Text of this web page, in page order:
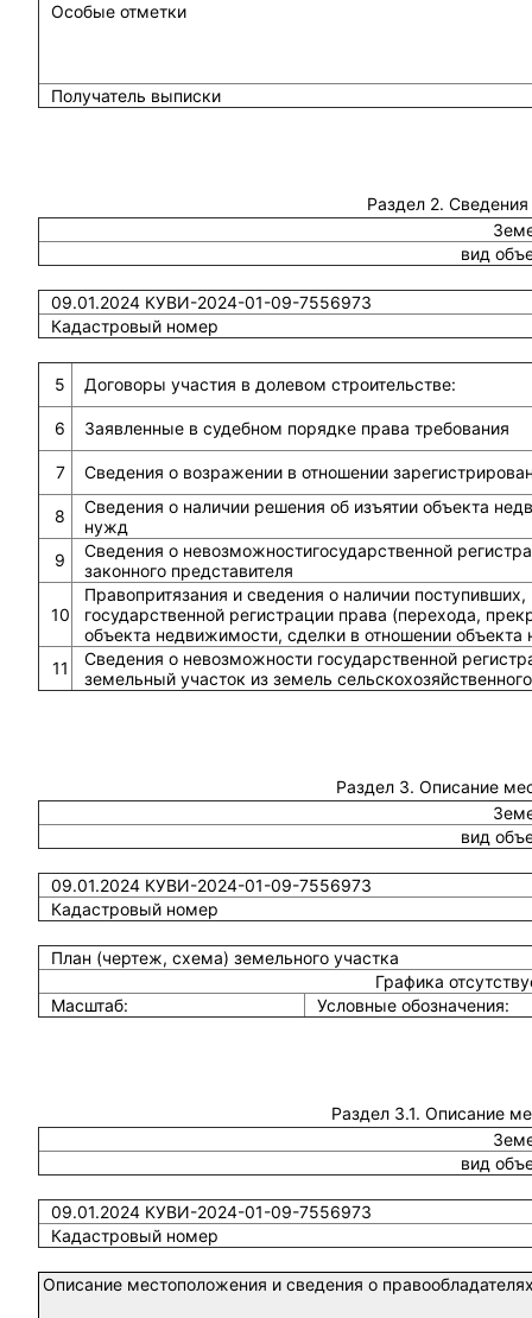
Особые отметки
Получатель выписки
Раздел 2.
вид
09.01.2024 КУВИ-2024-01-09-7556973
Кадастровый номер
5 Договоры участия в долевом строительстве:
6 Заявленные в судебном порядке права требования
7 Сведения о возражении в отношении
8
Сведения о наличии решения об изъятии объекта
нужд
9
Сведения о невозможностигосударственной
законного представителя
10
Правопритязания и сведения о наличии
государственной регистрации права (перехода,
объекта недвижимости, сделки в отношении
11
Сведения о невозможности государственной
земельный участок из земель
Раздел 3. Описание
вид
09.01.2024 КУВИ-2024-01-09-7556973
Кадастровый номер
План (чертеж, схема) земельного участка
Графика
Масштаб:
Условные обозначения:
Раздел 3.1. Описание
вид
09.01.2024 КУВИ-2024-01-09-7556973
Кадастровый номер
Описание местоположения и сведения о